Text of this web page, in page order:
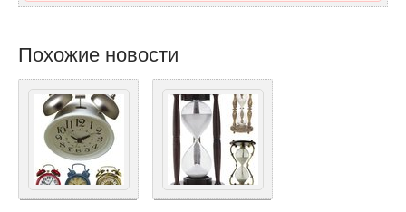
Похожие новости